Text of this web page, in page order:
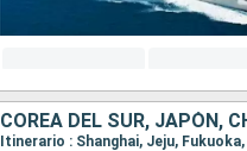
COREA DEL SUR, JAPÓN,
Itinerario : Shanghai, Jeju,